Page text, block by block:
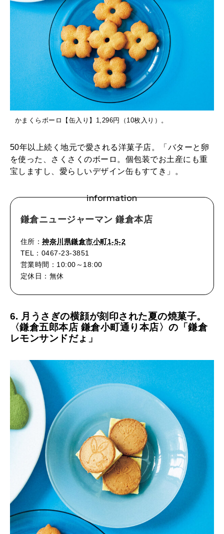
かまくらボーロ【缶入り】1,296円（10枚入り）。
50年以上続く地元で愛される洋菓子店。「バターと卵
を使った、さくさくのボーロ。個包装でお土産にも重
宝しますし、愛らしいデザイン缶もすてき」。
information
鎌倉ニュージャーマン 鎌倉本店
住所：神奈川県鎌倉市小町1-5-2
TEL：0467-23-3851
営業時間：10:00～18:00
定休日：無休
6. 月うさぎの横顔が刻印された夏の焼菓子。
〈鎌倉五郎本店 鎌倉小町通り本店〉の「鎌倉
レモンサンドだょ」